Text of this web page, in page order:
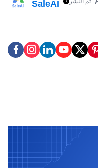
SaleAI